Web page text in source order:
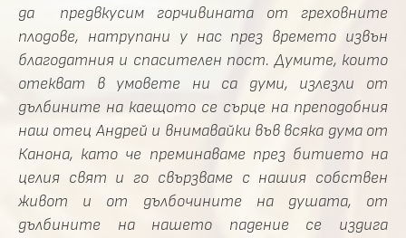
да предвкусим горчивината от греховните
плодове, натрупани у нас през времето извън
благодатния и спасителен пост. Думите, които
отекват в умовете ни са думи, излезли от
дълбините на каещото се сърце на преподобния
наш отец Андрей и внимавайки във всяка дума от
Канона, като че преминаваме през битието на
целия свят и го свързваме с нашия собствен
живот и от дълбочините на душата, от
дълбините на нашето падение се издига